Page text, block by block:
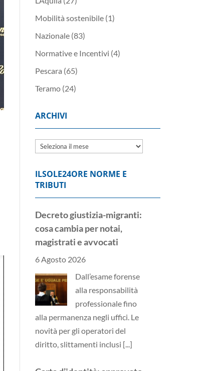
Mobilità sostenibile(1)
Nazionale(83)
Normative e Incentivi (4)
Pescara (65)
Teramo(24)
ARCHIVI
Archivi
ILSOLE24ORE NORME E
TRIBUTI
Decreto giustizia-migranti:
cosa cambia per notai,
magistrati e avvocati
6 Agosto 2026
Dall’esame forense
alla responsabilità
professionale fino
alla permanenza negli uffici. Le
novità per gli operatori del
diritto, slittamenti inclusi [...]